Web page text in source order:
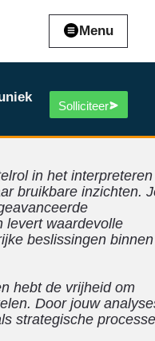
Menu
Solliciteer
in het
bruikbare inzichten.
levert waardevolle
beslissingen
hebt de vrijheid om
Door jouw
strategische